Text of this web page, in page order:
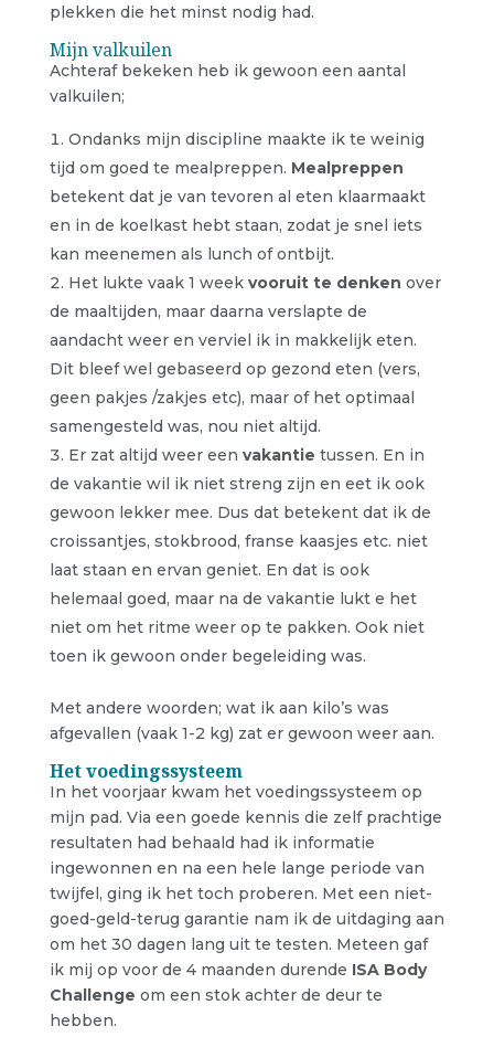
plekken die het minst nodig had.
Mijn valkuilen
Achteraf bekeken heb ik gewoon een aantal
valkuilen;
Ondanks mijn discipline maakte ik te weinig
tijd om goed te mealpreppen. Mealpreppen
betekent dat je van tevoren al eten klaarmaakt
en in de koelkast hebt staan, zodat je snel iets
kan meenemen als lunch of ontbijt.
Het lukte vaak 1 week vooruit te denken over
de maaltijden, maar daarna verslapte de
aandacht weer en verviel ik in makkelijk eten.
Dit bleef wel gebaseerd op gezond eten (vers,
geen pakjes /zakjes etc), maar of het optimaal
samengesteld was, nou niet altijd.
Er zat altijd weer een vakantie tussen. En in
de vakantie wil ik niet streng zijn en eet ik ook
gewoon lekker mee. Dus dat betekent dat ik de
croissantjes, stokbrood, franse kaasjes etc. niet
laat staan en ervan geniet. En dat is ook
helemaal goed, maar na de vakantie lukt e het
niet om het ritme weer op te pakken. Ook niet
toen ik gewoon onder begeleiding was.
Met andere woorden; wat ik aan kilo’s was
afgevallen (vaak 1-2 kg) zat er gewoon weer aan.
Het voedingssysteem
In het voorjaar kwam het voedingssysteem op
mijn pad. Via een goede kennis die zelf prachtige
resultaten had behaald had ik informatie
ingewonnen en na een hele lange periode van
twijfel, ging ik het toch proberen. Met een niet-
goed-geld-terug garantie nam ik de uitdaging aan
om het 30 dagen lang uit te testen. Meteen gaf
ik mij op voor de 4 maanden durende ISA Body
Challenge om een stok achter de deur te
hebben.